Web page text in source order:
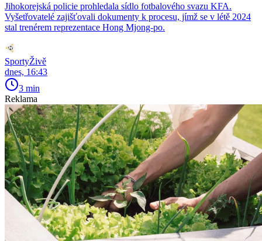
Jihokorejská policie prohledala sídlo fotbalového svazu KFA.
Vyšetřovatelé zajišťovali dokumenty k procesu, jímž se v létě 2024
stal trenérem reprezentace Hong Mjong-po.
SportyŽivě
dnes, 16:43
3 min
Reklama